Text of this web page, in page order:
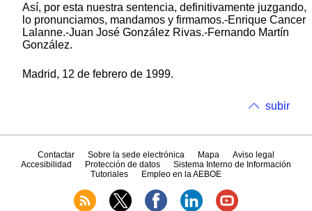
Así, por esta nuestra sentencia, definitivamente juzgando,
lo pronunciamos, mandamos y firmamos.-Enrique Cancer
Lalanne.-Juan José González Rivas.-Fernando Martín
González.
Madrid, 12 de febrero de 1999.
subir
Contactar Sobre la sede electrónica Mapa
Aviso legal
Accesibilidad
Protección de datos
Sistema Interno de Información
Tutoriales
Empleo en la AEBOE